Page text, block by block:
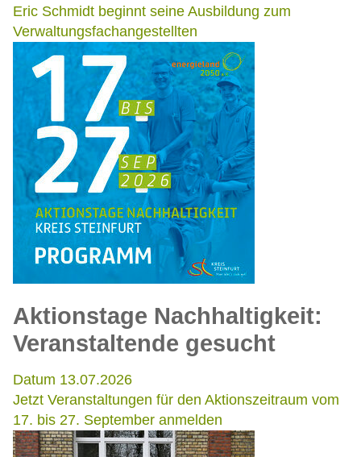
Eric Schmidt beginnt seine Ausbildung zum
Verwaltungsfachangestellten
Aktionstage Nachhaltigkeit:
Veranstaltende gesucht
Datum 13.07.2026
Jetzt Veranstaltungen für den Aktionszeitraum vom
17. bis 27. September anmelden